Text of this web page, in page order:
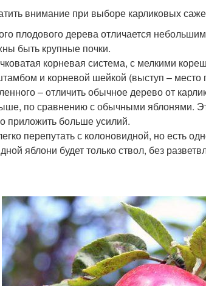
внимание при выборе карликовых
плодового дерева отличается
быть крупные почки.
корневая система, с мелкими
и корневой шейкой (выступ – место
– отличить обычное дерево от
по сравнению с обычными яблонями.
приложить больше усилий.
перепутать с колоновидной, но есть
яблони будет только ствол, без